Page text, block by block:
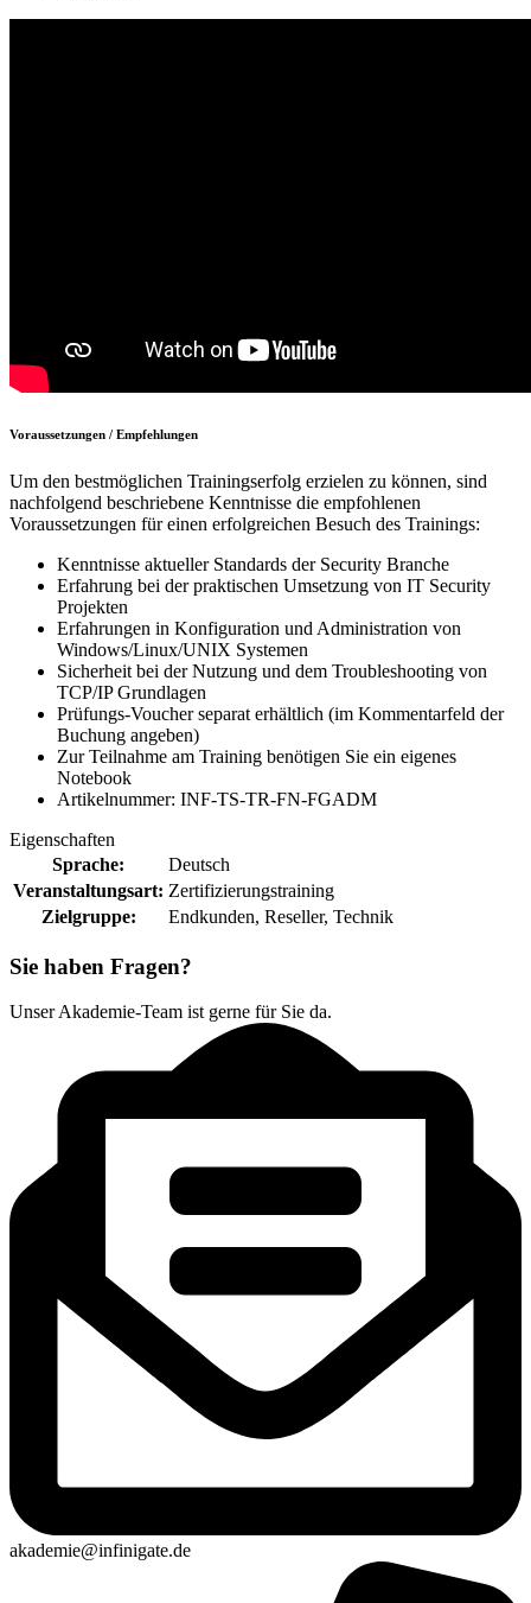
Voraussetzungen / Empfehlungen
Um den bestmöglichen Trainingserfolg erzielen zu können, sind
nachfolgend beschriebene Kenntnisse die empfohlenen
Voraussetzungen für einen erfolgreichen Besuch des Trainings:
Kenntnisse aktueller Standards der Security Branche
Erfahrung bei der praktischen Umsetzung von IT Security
Projekten
Erfahrungen in Konfiguration und Administration von
Windows/Linux/UNIX Systemen
Sicherheit bei der Nutzung und dem Troubleshooting von
TCP/IP Grundlagen
Prüfungs-Voucher separat erhältlich (im Kommentarfeld der
Buchung angeben)
Zur Teilnahme am Training benötigen Sie ein eigenes
Notebook
Artikelnummer: INF-TS-TR-FN-FGADM
Eigenschaften
Sprache:
Deutsch
Veranstaltungsart: Zertifizierungstraining
Zielgruppe:
Endkunden, Reseller, Technik
Sie haben Fragen?
Unser Akademie-Team ist gerne für Sie da.
akademie@infinigate.de